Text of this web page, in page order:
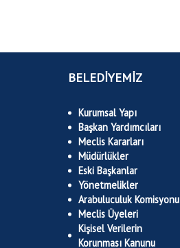
BELEDİYEMİZ
Kurumsal Yapı
Başkan Yardımcıları
Meclis Kararları
Müdürlükler
Eski Başkanlar
Yönetmelikler
Arabuluculuk Komisyonu
Meclis Üyeleri
Kişisel Verilerin
Korunması Kanunu